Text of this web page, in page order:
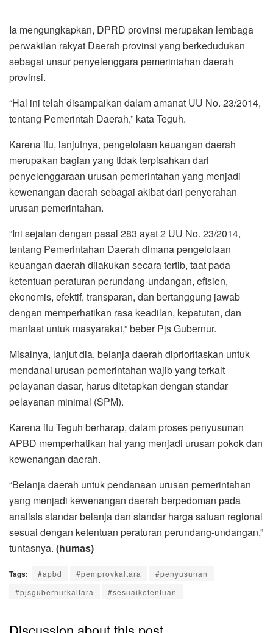
Ia mengungkapkan, DPRD provinsi merupakan lembaga
perwakilan rakyat Daerah provinsi yang berkedudukan
sebagai unsur penyelenggara pemerintahan daerah
provinsi.
“Hal ini telah disampaikan dalam amanat UU No. 23/2014,
tentang Pemerintah Daerah,” kata Teguh.
Karena itu, lanjutnya, pengelolaan keuangan daerah
merupakan bagian yang tidak terpisahkan dari
penyelenggaraan urusan pemerintahan yang menjadi
kewenangan daerah sebagai akibat dari penyerahan
urusan pemerintahan.
“Ini sejalan dengan pasal 283 ayat 2 UU No. 23/2014,
tentang Pemerintahan Daerah dimana pengelolaan
keuangan daerah dilakukan secara tertib, taat pada
ketentuan peraturan perundang-undangan, efisien,
ekonomis, efektif, transparan, dan bertanggung jawab
dengan memperhatikan rasa keadilan, kepatutan, dan
manfaat untuk masyarakat,” beber Pjs Gubernur.
Misalnya, lanjut dia, belanja daerah diprioritaskan untuk
mendanai urusan pemerintahan wajib yang terkait
pelayanan dasar, harus ditetapkan dengan standar
pelayanan minimal (SPM).
Karena itu Teguh berharap, dalam proses penyusunan
APBD memperhatikan hal yang menjadi urusan pokok dan
kewenangan daerah.
“Belanja daerah untuk pendanaan urusan pemerintahan
yang menjadi kewenangan daerah berpedoman pada
analisis standar belanja dan standar harga satuan regional
sesuai dengan ketentuan peraturan perundang-undangan,”
tuntasnya. (humas)
Tags: #apbd #pemprovkaltara
#penyusunan
#pjsgubernurkaltara
#sesuaiketentuan